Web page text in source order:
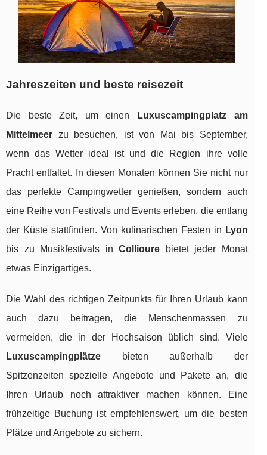
Jahreszeiten und beste reisezeit
Die beste Zeit, um einen
Luxuscampingplatz am
Mittelmeer zu besuchen, ist von Mai bis September,
wenn das Wetter ideal ist und die Region ihre volle
Pracht entfaltet. In diesen Monaten können Sie nicht nur
das perfekte Campingwetter genießen, sondern auch
eine Reihe von Festivals und Events erleben, die entlang
der Küste stattfinden. Von kulinarischen Festen in Lyon
bis zu Musikfestivals inCollioure bietet jeder Monat
etwas Einzigartiges.
Die Wahl des richtigen Zeitpunkts für Ihren Urlaub kann
auch dazu beitragen, die Menschenmassen zu
vermeiden, die in der Hochsaison üblich sind. Viele
Luxuscampingplätze bieten außerhalb der
Spitzenzeiten spezielle Angebote und Pakete an, die
Ihren Urlaub noch attraktiver machen können. Eine
frühzeitige Buchung ist empfehlenswert, um die besten
Plätze und Angebote zu sichern.